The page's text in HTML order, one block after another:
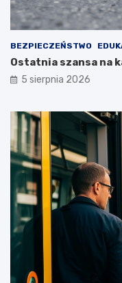
BEZPIECZEŃSTWO
Ostatnia szansa na
5 sierpnia 2026